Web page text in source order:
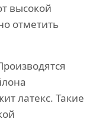
высокой
отметить
латекс. Такие